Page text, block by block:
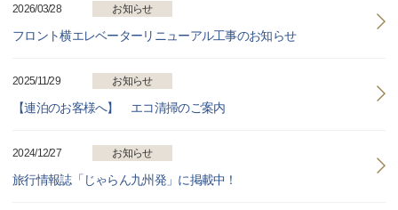
2026/03/28 お知らせ
フロント横エレベーターリニューアル工事のお知らせ
2025/11/29 お知らせ
【連泊のお客様へ】 エコ清掃のご案内
2024/12/27 お知らせ
旅行情報誌「じゃらん九州発」に掲載中！